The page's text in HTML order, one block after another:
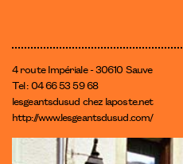
4 route Impériale - 30610 Sauve
Tel : 04 66 53 59 68
lesgeantsdusud chez laposte.net
http://www.lesgeantsdusud.com/